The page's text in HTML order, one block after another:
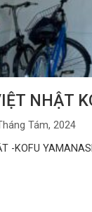
NHẬT
Tám, 2024
-KOFU